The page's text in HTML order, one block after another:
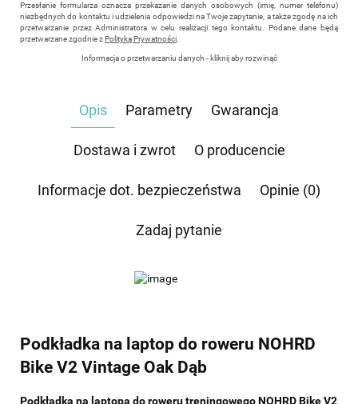
Przesłanie formularza oznacza przekazanie danych osobowych (imię, numer telefonu)
niezbędnych do kontaktu i udzielenia odpowiedzi na Twoje zapytanie, a także zgodę na ich
przetwarzanie przez Administratora w celu realizacji tego kontaktu. Podane dane będą
przetwarzane zgodnie zPolityką Prywatności
Informacja o przetwarzaniu danych - kliknij aby rozwinąć
odpowiedzi, może być w każdej chwili wycofana, kontaktując się z administratorem, np.
której dane dotyczą, przysługuje prawo dostępu do swoich danych, ich sprostowania,
żądania zaprzestania przetwarzania, usunięcia, ograniczenia przetwarzania, a także prawo
Opis Parametry Gwarancja
Dostawa i zwrot O producencie
Informacje dot. bezpieczeństwa Opinie (0)
Zadaj pytanie
Podkładka na laptop do roweru NOHRD
Bike V2 Vintage Oak Dąb
Podkładka na laptopa doroweru treningowegoNOHRD Bike V2